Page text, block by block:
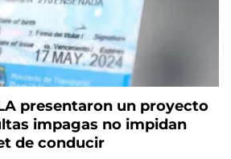
presentaron un proyecto
impagas no impidan
de conducir